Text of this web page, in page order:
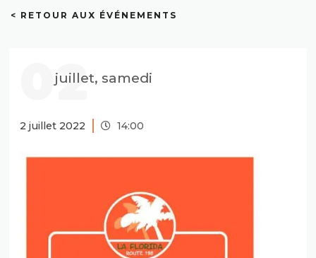
< RETOUR AUX ÉVÉNEMENTS
02
juillet, samedi
2 juillet 2022 14:00